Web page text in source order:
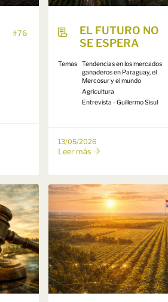
#76
EL FUTURO NO
SE ESPERA
Temas
Tendencias en los mercados
ganaderos en Paraguay, el
Mercosur y el mundo
Agricultura
Entrevista - Guillermo Sisul
13/05/2026
Leer más